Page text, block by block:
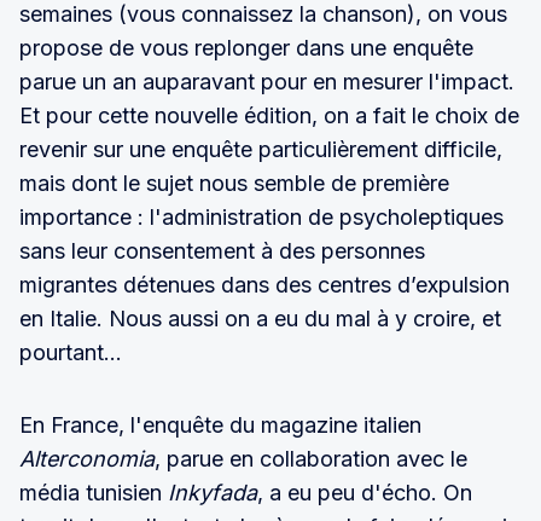
semaines (vous connaissez la chanson), on vous
propose de vous replonger dans une enquête
parue un an auparavant pour en mesurer l'impact.
Et pour cette nouvelle édition, on a fait le choix de
revenir sur une enquête particulièrement difficile,
mais dont le sujet nous semble de première
importance : l'administration de psycholeptiques
sans leur consentement à des personnes
migrantes détenues dans des centres d’expulsion
en Italie. Nous aussi on a eu du mal à y croire, et
pourtant...
En France, l'enquête du magazine italien
Alterconomia, parue en collaboration avec le
média tunisien Inkyfada, a eu peu d'écho. On